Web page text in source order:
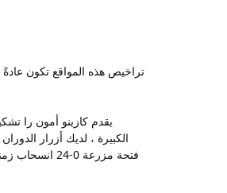
تراخيص هذه المواقع تكون
يقدم كازينو أمون را
فتحة مزرعة